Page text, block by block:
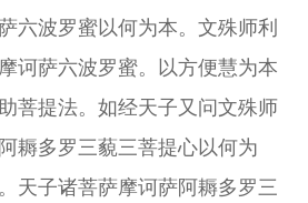
六波罗蜜以何为本。文殊师利
诃萨六波罗蜜。以方便慧为本
菩提法。如经天子又问文殊师
耨多罗三藐三菩提心以何为
天子诸菩萨摩诃萨阿耨多罗三